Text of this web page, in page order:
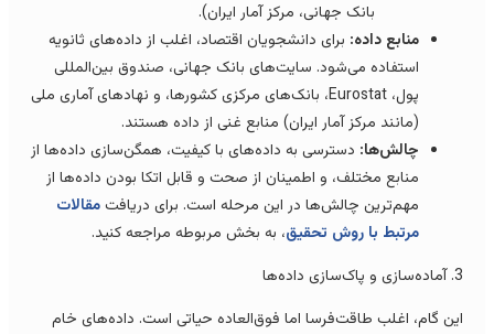
بانک جهانی، مرکز آمار ایران).
منابع داده: برای دانشجویان اقتصاد، اغلب از داده‌های ثانویه
استفاده می‌شود. سایت‌های بانک جهانی، صندوق بین‌المللی
پول، Eurostat، بانک‌های مرکزی کشورها، و نهادهای آماری ملی
(مانند مرکز آمار ایران) منابع غنی از داده هستند.
چالش‌ها:دسترسی به داده‌های با کیفیت، همگن‌سازی داده‌ها از
منابع مختلف، و اطمینان از صحت و قابل اتکا بودن داده‌ها از
مهم‌ترین چالش‌ها در این مرحله است. برای دریافتمقالات
مرتبط با روش تحقیق، به بخش مربوطه مراجعه کنید.
گام، اغلب طاقت‌فرسا اما فوق‌العاده حیاتی است. داده‌های خام